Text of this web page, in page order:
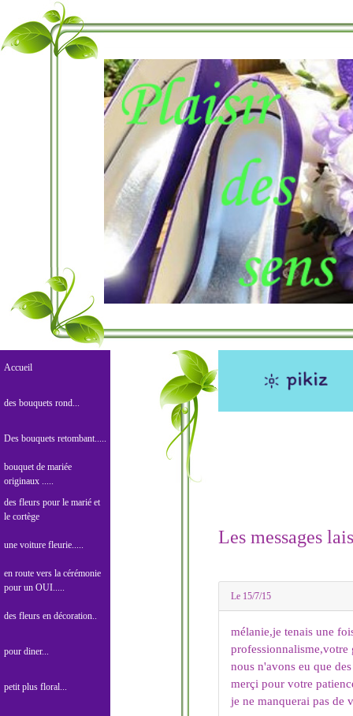
Accueil
des bouquets rond...
Des bouquets retombant.....
bouquet de mariée
originaux .....
des fleurs pour le marié et
le cortège
une voiture fleurie.....
en route vers la cérémonie
pour un OUI.....
des fleurs en décoration..
pour diner...
petit plus floral...
Les messages
Le 15/7/15
mélanie,je tenais une
professionnalisme,votre
nous n'avons eu que
merçi pour votre
je ne manquerai pas de